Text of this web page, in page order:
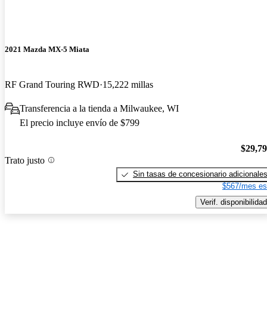
2021 Mazda MX-5 Miata
RF Grand Touring RWD 15,222 millas
Transferencia a la tienda a Milwaukee, WI
El precio incluye envío de $799
Trato justo
Sin tasas de concesionario adicionales
$567/mes
Verif. disponibilidad